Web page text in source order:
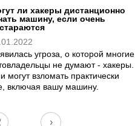
ли хакеры дистанционно
машину, если очень
угроза, о которой многие
не думают - хакеры.
могут взломать практически
включая вашу машину.
›